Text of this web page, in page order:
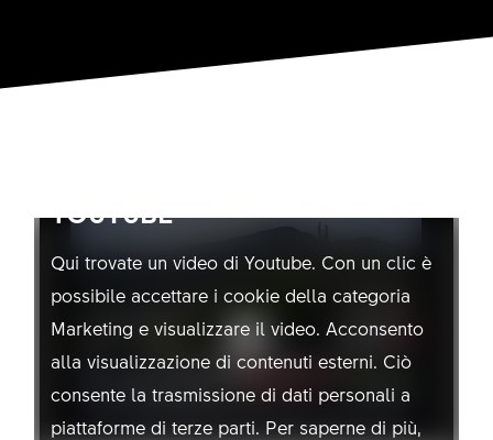
YOUTUBE
Qui trovate un video di Youtube. Con un clic è
possibile accettare i cookie della categoria
Marketing e visualizzare il video. Acconsento
alla visualizzazione di contenuti esterni. Ciò
consente la trasmissione di dati personali a
piattaforme di terze parti. Per saperne di più,